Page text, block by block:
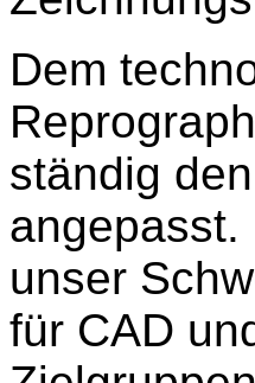
Dem
ständig
unser
für CAD